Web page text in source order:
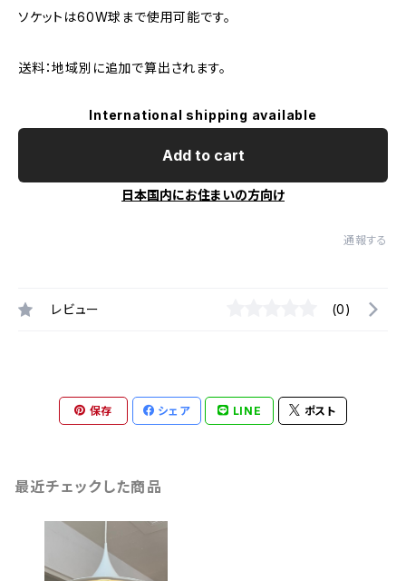
ソケットは60W球まで使用可能です。
送料：地域別に追加で算出されます。
International shipping available
Add to cart
日本国内にお住まいの方向け
通報する
レビュー (0)
保存 シェア LINE ポスト
最近チェックした商品